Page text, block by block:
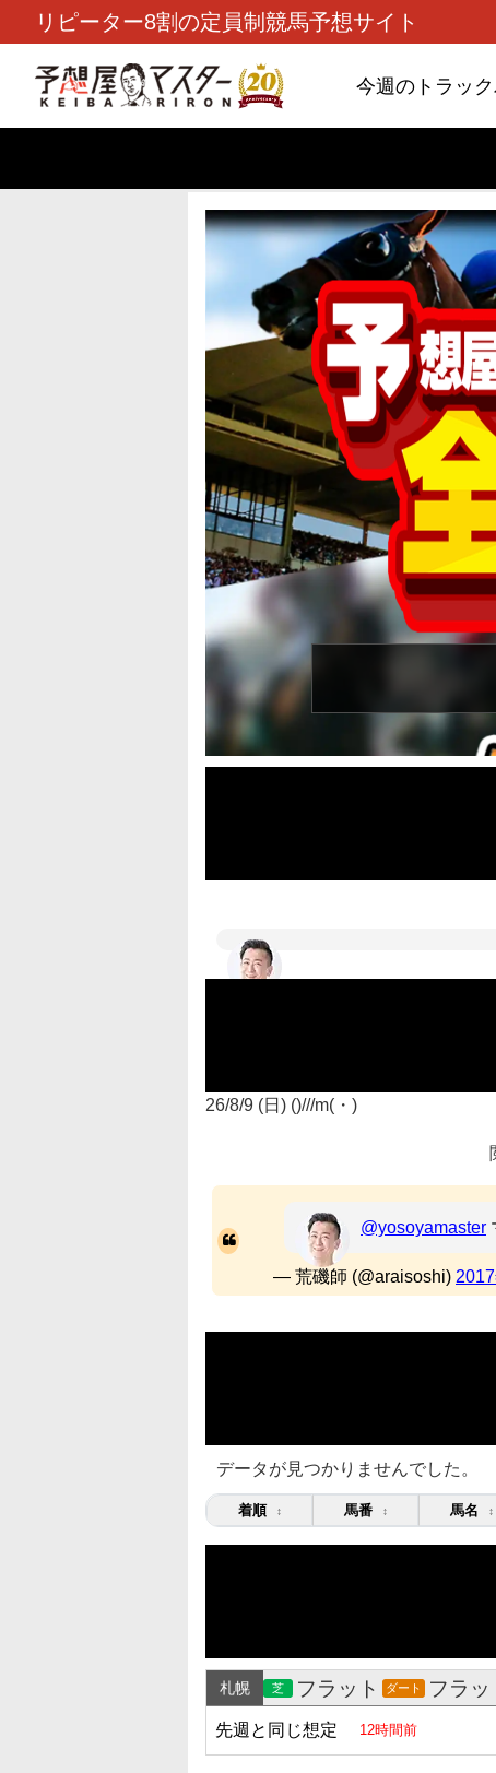
リピーター8割の定員制競馬予想サイト
今週のトラッ
26/8/9 (日) ()///m(・)
@yosoyamaster
— 荒磯師 (@araisoshi)
データが見つかりませんでした。
着順 ↕ 馬番 ↕ 馬名 ↕
札幌 芝 フラット ダート フラッ
先週と同じ想定 12時間前